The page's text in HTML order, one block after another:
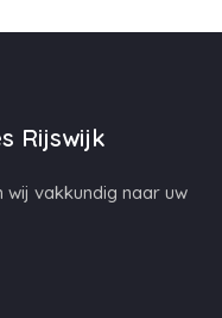
Rijswijk
vakkundig naar uw